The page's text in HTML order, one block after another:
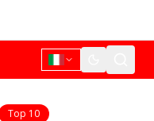
Top 10